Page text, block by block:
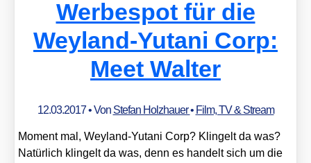
Werbespot für die
Weyland-Yutani Corp:
Meet Walter
12.03.2017• Von Stefan Holzhauer• Film, TV & Stream
Moment mal, Wey­land-Yuta­ni Corp? Klin­gelt da was?
Natür­lich klin­gelt da was, denn es han­delt sich um die